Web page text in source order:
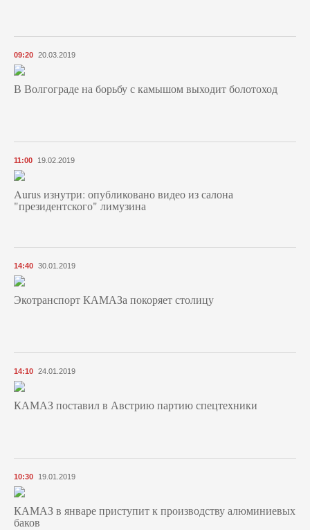
09:20 20.03.2019
В Волгограде на борьбу с камышом выходит болотоход
11:00 19.02.2019
Aurus изнутри: опубликовано видео из салона
"президентского" лимузина
14:40 30.01.2019
Экотранспорт КАМАЗа покоряет столицу
14:10 24.01.2019
КАМАЗ поставил в Австрию партию спецтехники
10:30 19.01.2019
КАМАЗ в январе приступит к производству алюминиевых
баков